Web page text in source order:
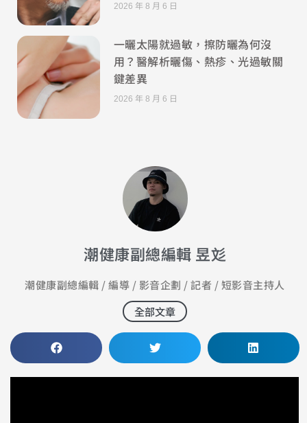
2026 年 8 月 6 日
一曬太陽就過敏，擦防曬為何沒
用？醫解析曬傷、熱疹、光過敏關
鍵差異
2026 年 8 月 6 日
潮健康副總編輯 昱彣
潮健康副總編輯 / 編導 / 影音企劃 / 記者 / 短影音主持人
全部文章